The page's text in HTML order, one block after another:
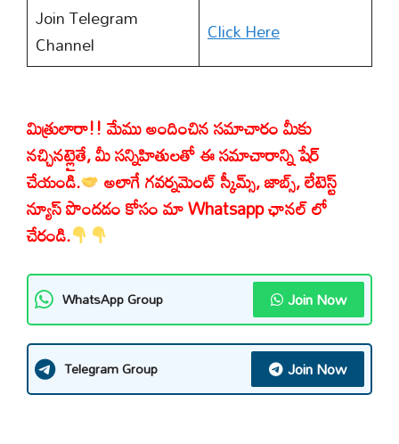
Join Telegram
Channel
Click Here
మిత్రులారా!! మేము అందించిన సమాచారం మీకు
నచ్చినట్లైతే, మీ సన్నిహితులతో ఈ సమాచారాన్ని షేర్
చేయండి.
అలాగే గవర్నమెంట్ స్కీమ్స్, జాబ్స్, లేటెస్ట్
న్యూస్ పొందడం కోసం మా Whatsapp ఛానల్ లో
చేరండి.
WhatsApp Group Join Now
Telegram Group Join Now